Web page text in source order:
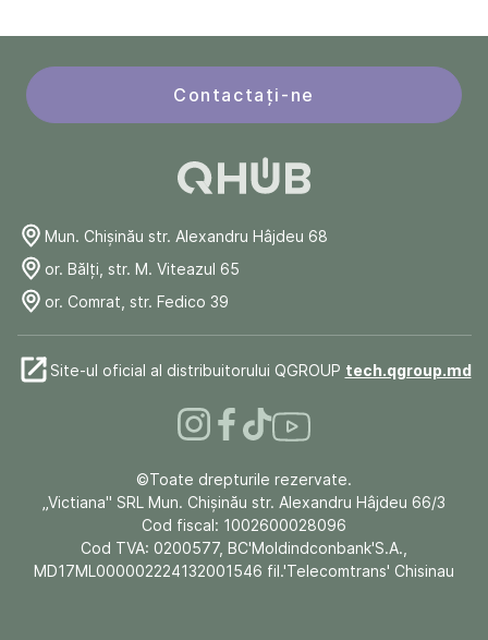
Contactați-ne
Mun. Chişinău str. Alexandru Hâjdeu 68
or. Bălți, str. M. Viteazul 65
or. Comrat, str. Fedico 39
Site-ul oficial al distribuitorului QGROUP tech.qgroup.md
©Toate drepturile rezervate.
„Victiana" SRL Mun. Chişinău str. Alexandru Hâjdeu 66/3
Cod fiscal: 1002600028096
Cod TVA: 0200577, BC'Moldindconbank'S.A.,
MD17ML000002224132001546 fil.'Telecomtrans' Chisinau